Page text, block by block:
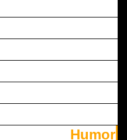
Humor